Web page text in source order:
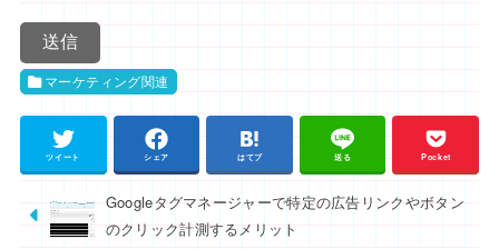
マーケティング関連
ツイート シェア はてブ 送る Pocket
Googleタグマネージャーで特定の広告リンクやボタン
のクリック計測するメリット